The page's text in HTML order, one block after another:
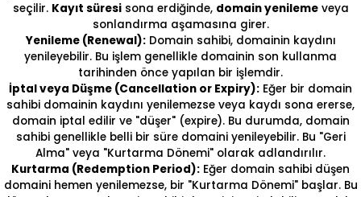
seçilir. Kayıt süresisona erdiğinde, domain yenilemeveya
sonlandırma aşamasına girer.
Yenileme (Renewal):Domain sahibi, domainin kaydını
yenileyebilir. Bu işlem genellikle domainin son kullanma
tarihinden önce yapılan bir işlemdir.
İptal veya Düşme (Cancellation or Expiry): Eğer bir domain
sahibi domainin kaydını yenilemezse veya kaydı sona ererse,
domain iptal edilir ve "düşer" (expire). Bu durumda, domain
sahibi genellikle belli bir süre domaini yenileyebilir. Bu "Geri
Alma" veya "Kurtarma Dönemi" olarak adlandırılır.
Kurtarma (Redemption Period): Eğer domain sahibi düşen
domaini hemen yenilemezse, bir "Kurtarma Dönemi" başlar. Bu